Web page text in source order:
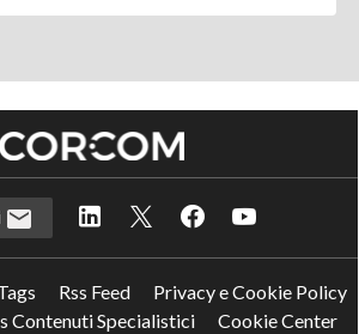
Rss Feed
Privacy e Cookie Policy
Contenuti Specialistici
Cookie Center